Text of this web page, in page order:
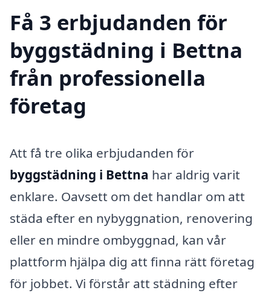
Få 3 erbjudanden för
byggstädning i Bettna
från professionella
företag
Att få tre olika erbjudanden för
byggstädning i Bettna har aldrig varit
enklare. Oavsett om det handlar om att
städa efter en nybyggnation, renovering
eller en mindre ombyggnad, kan vår
plattform hjälpa dig att finna rätt företag
för jobbet. Vi förstår att städning efter